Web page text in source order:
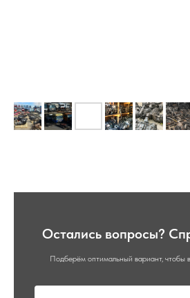
Остались вопросы?
Подберём оптимальный вариант, чтобы